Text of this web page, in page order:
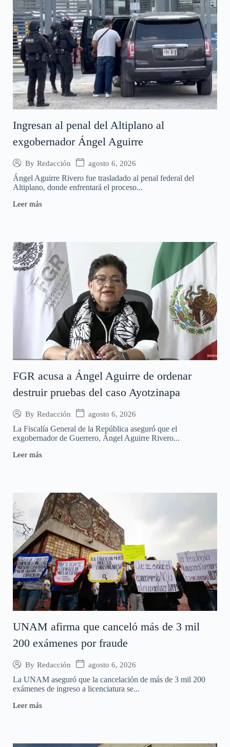
Ingresan al penal del Altiplano al
exgobernador Ángel Aguirre
By Redacción agosto 6, 2026
Ángel Aguirre Rivero fue trasladado al penal federal del
Altiplano, donde enfrentará el proceso...
Leer más
FGR acusa a Ángel Aguirre de ordenar
destruir pruebas del caso Ayotzinapa
By Redacción agosto 6, 2026
La Fiscalía General de la República aseguró que el
exgobernador de Guerrero, Ángel Aguirre Rivero...
Leer más
UNAM afirma que canceló más de 3 mil
200 exámenes por fraude
By Redacción agosto 6, 2026
La UNAM aseguró que la cancelación de más de 3 mil 200
exámenes de ingreso a licenciatura se...
Leer más